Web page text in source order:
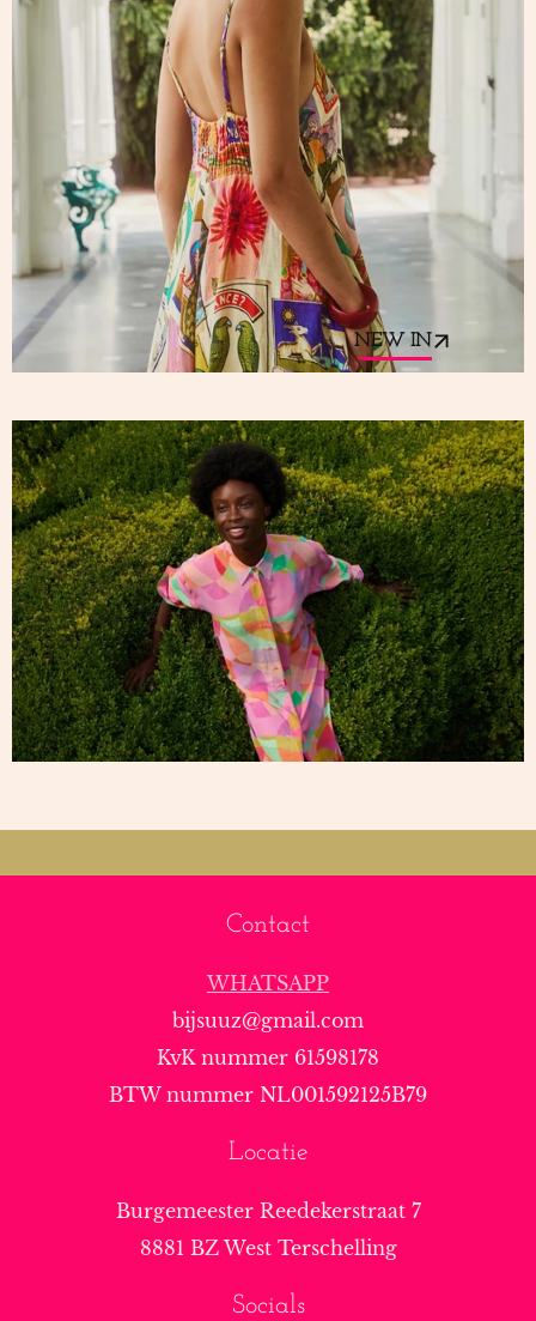
NEW IN
Contact
WHATSAPP
bijsuuz@gmail.com
KvK nummer 61598178
BTW nummer NL001592125B79
Locatie
Burgemeester Reedekerstraat 7
8881 BZ West Terschelling
Socials